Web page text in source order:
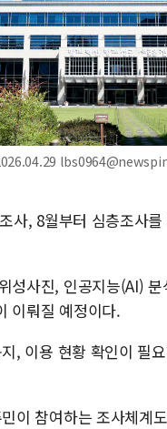
사, 8월부터 심층조사
성사진, 인공지능(AI)
이뤄질 예정이다.
, 이용 현황 확인이 필
이 참여하는 조사체계